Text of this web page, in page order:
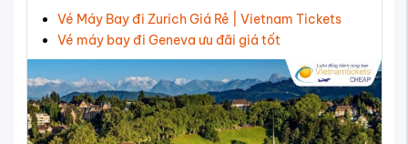
Vé Máy Bay đi Zurich Giá Rẻ | Vietnam Tickets
Vé máy bay đi Geneva ưu đãi giá tốt